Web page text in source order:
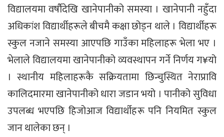
विद्यालयमा वर्षौदेखि खानेपानीको समस्या । खानेपानी नहुँदा
अधिकांश विद्यार्थीहरूले बीचमै कक्षा छोड्न थाले । विद्यार्थीहरू
स्कुल नजाने समस्या आएपछि गाउँका महिलाहरू भेला भए ।
भेलाले विद्यालयमा खानेपानीको व्यवस्थापन गर्ने निर्णय ग¥यो
। स्थानीय महिलाहरूकै सक्रियतामा छिन्चुस्थित नेराप्रावि
कालिदमारमा खानेपानीको धारा जडान भयो । पानीको सुविधा
उपलब्ध भएपछि हिजोआज विद्यार्थीहरू पनि नियमित स्कुल
जान थालेका छन् ।